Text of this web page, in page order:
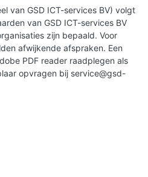
van GSD ICT-services BV) volgt
van GSD ICT-services BV
zijn bepaald. Voor
afwijkende afspraken. Een
PDF reader raadplegen als
opvragen bij service@gsd-